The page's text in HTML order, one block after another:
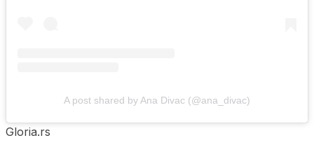
A post shared by Ana Divac (@ana_divac)
Gloria.rs